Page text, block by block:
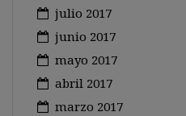
julio 2017
junio 2017
mayo 2017
abril 2017
marzo 2017